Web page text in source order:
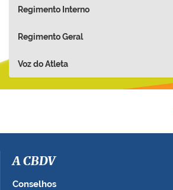
Regimento Interno
Regimento Geral
Voz do Atleta
A CBDV
Conselhos